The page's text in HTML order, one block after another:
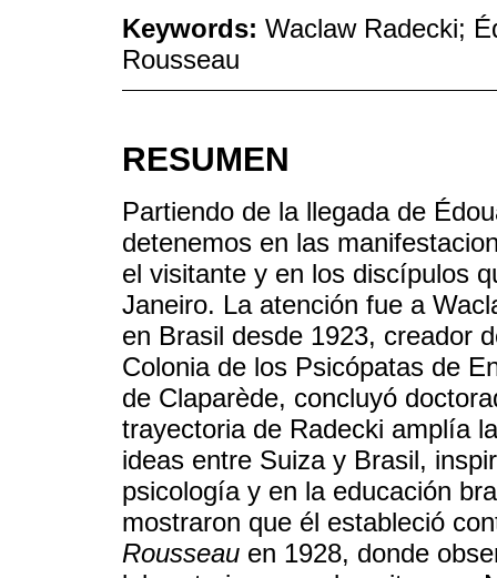
Keywords: Waclaw Radecki;
Rousseau
RESUMEN
Partiendo de la llegada de
detenemos en las
el visitante y en los discípulos
Janeiro. La atención fue a
en Brasil desde 1923, creador
Colonia de los Psicópatas de
de Claparède, concluyó
trayectoria de Radecki amplía
ideas entre Suiza y Brasil,
psicología y en la educación
mostraron que él estableció
Rousseau en 1928, donde